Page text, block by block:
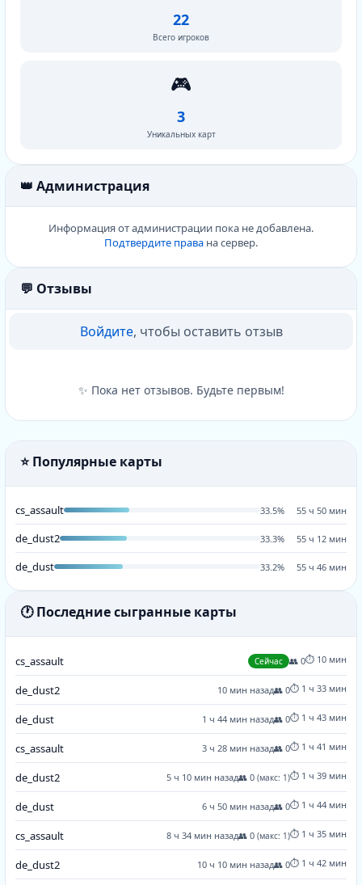
22
Всего игроков
🎮
3
Уникальных карт
👑 Администрация
Информация от администрации пока не добавлена.
Подтвердите права на сервер.
💬 Отзывы
Войдите, чтобы оставить отзыв
✨ Пока нет отзывов. Будьте первым!
⭐ Популярные карты
cs_assault 33.5% 55 ч 50 мин
de_dust2 33.3% 55 ч 12 мин
de_dust 33.2% 55 ч 46 мин
🕐 Последние сыгранные карты
cs_assault Сейчас 👥 0⏱️ 10 мин
de_dust2 10 мин назад👥 0⏱️ 1 ч 33 мин
de_dust 1 ч 44 мин назад👥 0⏱️ 1 ч 43 мин
cs_assault 3 ч 28 мин назад👥 0⏱️ 1 ч 41 мин
de_dust2 5 ч 10 мин назад👥 0 (макс: 1)⏱️ 1 ч 39 мин
de_dust 6 ч 50 мин назад👥 0⏱️ 1 ч 44 мин
cs_assault 8 ч 34 мин назад👥 0 (макс: 1)⏱️ 1 ч 35 мин
de_dust2 10 ч 10 мин назад👥 0⏱️ 1 ч 42 мин